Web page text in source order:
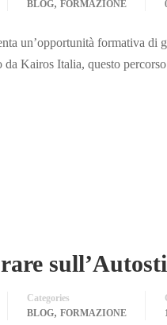
BLOG FORMAZIONE
un’opportunità formativa di
Kairos Italia, questo
Categories
BLOG, FORMAZIONE